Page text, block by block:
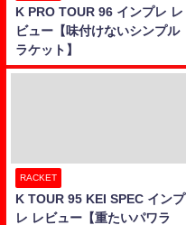
K PRO TOUR 96 インプレ レ
ビュー【味付けないシンプル
ラケット】
RACKET
K TOUR 95 KEI SPEC インプ
レ レビュー【重たいパワラ